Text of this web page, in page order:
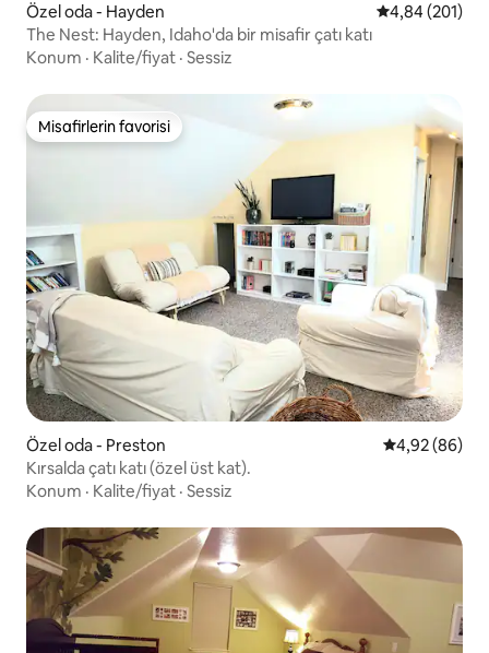
Özel oda - Hayden 5 üzerinden
4,84 (201)
The Nest: Hayden, Idaho'da bir misafir çatı katı
Konum · Kalite/fiyat · Sessiz
Misafirlerin favorisi
Misafirlerin favorisi
Özel oda - Preston 5 üzerinden
4,92 (86)
Kırsalda çatı katı (özel üst kat).
Konum · Kalite/fiyat · Sessiz